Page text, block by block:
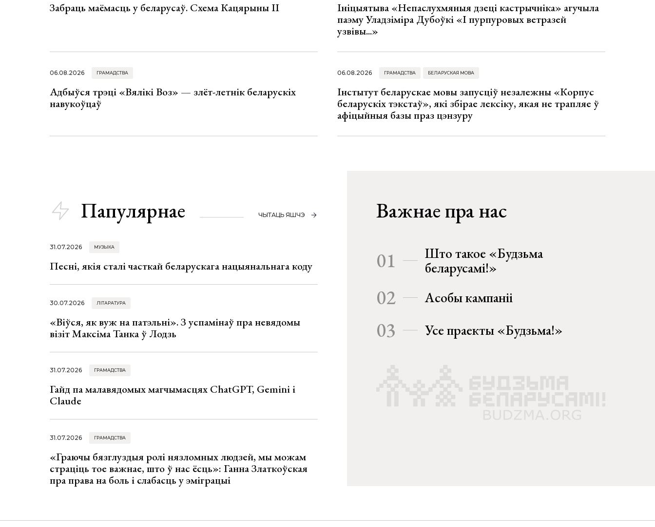
Забраць маёмасць у беларусаў. Схема Кацярыны ІІ
Ініцыятыва «Непаслухмяныя дзеці кастрычніка» агучыла
паэму Уладзіміра Дубоўкі «І пурпуровых ветразей
узвівы...»
06.08.2026 ГРАМАДСТВА
Адбыўся трэці «Вялікі Воз» — злёт-летнік беларускіх
навукоўцаў
06.08.2026 ГРАМАДСТВА БЕЛАРУСКАЯ МОВА
Інстытут беларускае мовы запусціў незалежны «Корпус
беларускіх тэкстаў», які збірае лексіку, якая не трапляе ў
афіцыйныя базы праз цэнзуру
Папулярнае ЧЫТАЦЬ ЯШЧЭ
31.07.2026 МУЗЫКА
Песні, якія сталі часткай беларускага нацыянальнага коду
30.07.2026 ЛІТАРАТУРА
«Віўся, як вуж на патэльні». З успамінаў пра невядомы
візіт Максіма Танка ў Лодзь
31.07.2026 ГРАМАДСТВА
Гайд па малавядомых магчымасцях ChatGPT, Gemini і
Claude
31.07.2026 ГРАМАДСТВА
«Граючы бязглуздыя ролі нязломных людзей, мы можам
страціць тое важнае, што ў нас ёсць»: Ганна Златкоўская
пра права на боль і слабасць у эміграцыі
Важнае пра нас
01
Што такое «Будзьма
беларусамі!»
02 Асобы кампаніі
03 Усе праекты «Будзьма!»